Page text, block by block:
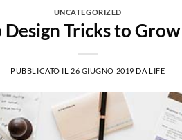
UNCATEGORIZED
Design Tricks to
PUBBLICATO IL 26 GIUGNO 2019 DA LIFE